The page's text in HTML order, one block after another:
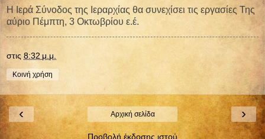
Η Ιερά Σύνοδος της Ιεραρχίας θα συνεχίσει τις εργασίες Της
αύριο Πέμπτη, 3 Οκτωβρίου ε.έ.
στις 8:32 μ.μ.
Κοινή χρήση
‹ ›
Αρχική σελίδα
Προβολή έκδοσης ιστού